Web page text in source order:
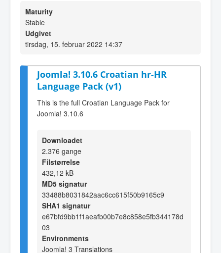
Maturity
Stable
Udgivet
tirsdag, 15. februar 2022 14:37
Joomla! 3.10.6 Croatian hr-HR
Language Pack (v1)
This is the full Croatian Language Pack for
Joomla! 3.10.6
Downloadet
2.376 gange
Filstørrelse
432,12 kB
MD5 signatur
33488b8031842aac6cc615f50b9165c9
SHA1 signatur
e67bfd9bb1f1aeafb00b7e8c858e5fb344178d
03
Environments
Joomla! 3 Translations